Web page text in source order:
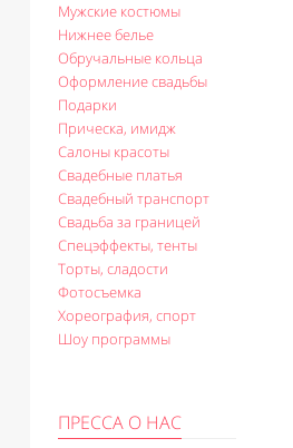
Мужские костюмы
Нижнее белье
Обручальные кольца
Оформление свадьбы
Подарки
Прическа, имидж
Салоны красоты
Свадебные платья
Свадебный транспорт
Свадьба за границей
Спецэффекты, тенты
Торты, сладости
Фотосъемка
Хореография, спорт
Шоу программы
ПРЕССА О НАС